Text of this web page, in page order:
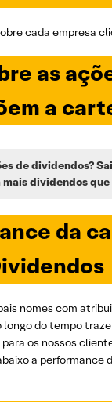
cada empresa
as
a
de dividendos?
mais dividendos que
da
nomes com
longo do tempo
os nossos
a performance